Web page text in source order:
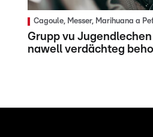
Cagoule, Messer, Marihuana a
Grupp vu
nawell verdächteg